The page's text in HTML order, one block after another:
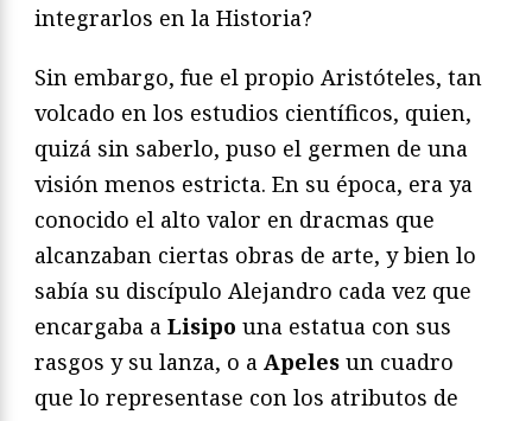
integrarlos en la Historia?
Sin embargo, fue el propio Aristóteles, tan
volcado en los estudios científicos, quien,
quizá sin saberlo, puso el germen de una
visión menos estricta. En su época, era ya
conocido el alto valor en dracmas que
alcanzaban ciertas obras de arte, y bien lo
sabía su discípulo Alejandro cada vez que
encargaba a Lisipo una estatua con sus
rasgos y su lanza, o a Apeles un cuadro
que lo representase con los atributos de